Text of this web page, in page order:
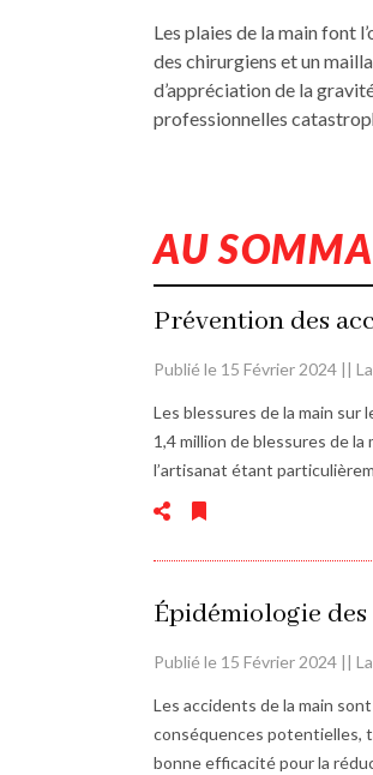
Les plaies de la main font
des chirurgiens et un
d’appréciation de la
professionnelles
AU
Prévention des
Publié le 15 Février 2024 ||
Les blessures de la main
1,4 million de blessures de
l’artisanat étant
Épidémiologie
Publié le 15 Février 2024 ||
Les accidents de la main
conséquences potentielles,
bonne efficacité pour la